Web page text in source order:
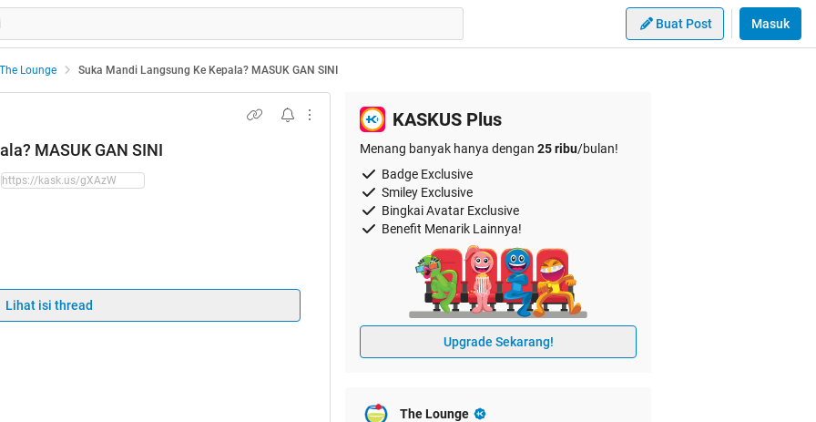
Buat Post Masuk
The Lounge Suka Mandi Langsung Ke Kepala? MASUK GAN SINI
MASUK GAN SINI
jangan langsung mengguyur air ke
pada orang-orang tertentu yakni saat
dan suhu tubuh sedang dalam kondisi
Lihat isi thread
KASKUS Plus
Menang banyak hanya dengan 25 ribu/bulan!
Badge Exclusive
Smiley Exclusive
Bingkai Avatar Exclusive
Benefit Menarik Lainnya!
Upgrade Sekarang!
The Lounge